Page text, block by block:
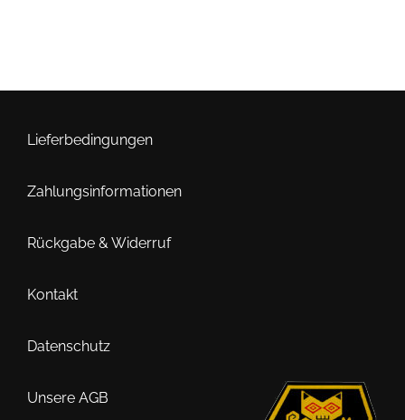
Lieferbedingungen
Zahlungsinformationen
Rückgabe & Widerruf
Kontakt
Datenschutz
Unsere AGB